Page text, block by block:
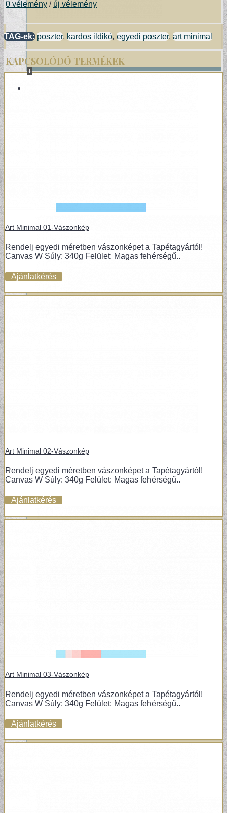
+
VÁSZONKÉP
0 vélemény / új vélemény
TAG-ek: poszter, kardos ildikó, egyedi poszter, art minimal
KAPCSOLÓDÓ TERMÉKEK
Art Minimal 01-Vászonkép
Rendelj egyedi méretben vászonképet a Tapétagyártól!
Canvas W Súly: 340g Felület: Magas fehérségű..
Ajánlatkérés
Art Minimal 02-Vászonkép
Rendelj egyedi méretben vászonképet a Tapétagyártól!
Canvas W Súly: 340g Felület: Magas fehérségű..
Ajánlatkérés
Art Minimal 03-Vászonkép
Rendelj egyedi méretben vászonképet a Tapétagyártól!
Canvas W Súly: 340g Felület: Magas fehérségű..
Ajánlatkérés